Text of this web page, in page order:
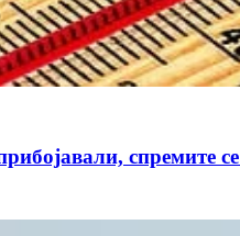
спремите